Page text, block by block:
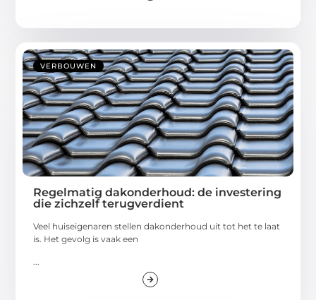
VERBOUWEN
Regelmatig dakonderhoud: de investering
die zichzelf terugverdient
Veel huiseigenaren stellen dakonderhoud uit tot het te laat
is. Het gevolg is vaak een
...